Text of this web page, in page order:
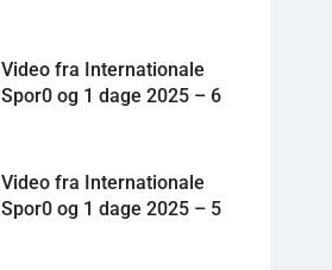
Video fra Internationale
Spor0 og 1 dage 2025 – 6
Video fra Internationale
Spor0 og 1 dage 2025 – 5